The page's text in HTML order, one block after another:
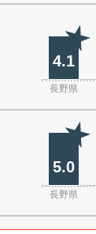
4.1
長野県
5.0
長野県